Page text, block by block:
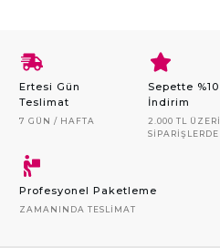
Ertesi Gün
Teslimat
7 GÜN / HAFTA
Sepette %10
İndirim
2.000 TL ÜZERI
SIPARIŞLERDE
Profesyonel Paketleme
ZAMANINDA TESLIMAT